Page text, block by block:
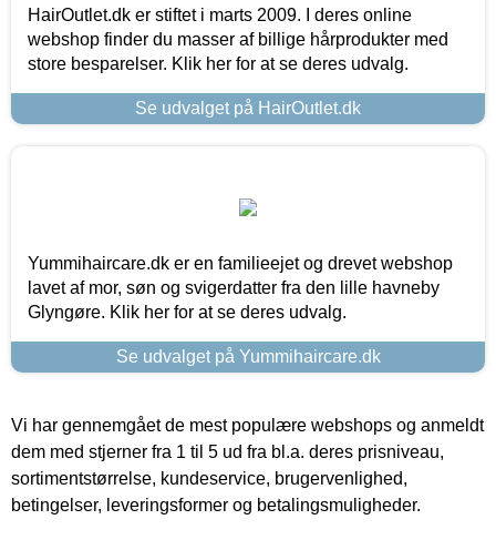
HairOutlet.dk er stiftet i marts 2009. I deres online
webshop finder du masser af billige hårprodukter med
store besparelser. Klik her for at se deres udvalg.
Se udvalget på HairOutlet.dk
Yummihaircare.dk er en familieejet og drevet webshop
lavet af mor, søn og svigerdatter fra den lille havneby
Glyngøre. Klik her for at se deres udvalg.
Se udvalget på Yummihaircare.dk
Vi har gennemgået de mest populære webshops og anmeldt
dem med stjerner fra 1 til 5 ud fra bl.a. deres prisniveau,
sortimentstørrelse, kundeservice, brugervenlighed,
betingelser, leveringsformer og betalingsmuligheder.